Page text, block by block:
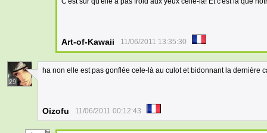
Art-of-Kawaii 11/06/2011 13:35:30
29
ha non elle est pas gonflée cele-là au culot et bidonnant la dernière
Oizofu 11/06/2011 00:12:43